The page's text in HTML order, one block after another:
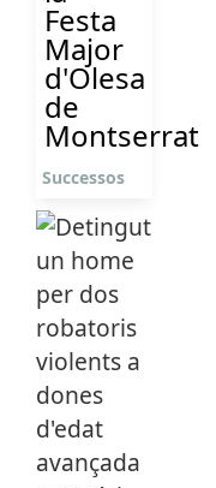
Festa
Major
d'Olesa
de
Montserrat
Successos